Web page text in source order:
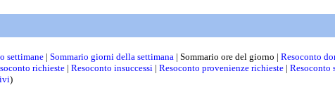
settimane | Sommario giorni della settimana | Sommario ore del giorno | Resoconto
richieste | Resoconto insuccessi | Resoconto provenienze richieste | Resoconto
)